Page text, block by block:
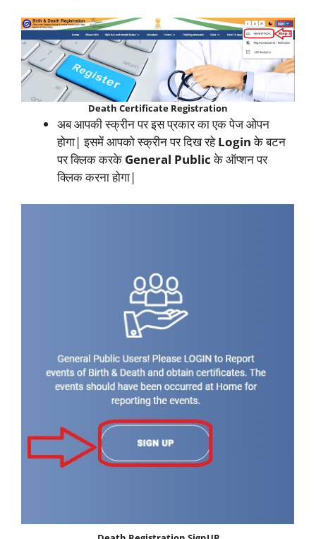
Death Certificate Registration
अब आपकी स्क्रीन पर इस प्रकार का एक पेज ओपन
होगा| इसमें आपको स्क्रीन पर दिख रहेLoginके बटन
पर क्लिक करके General Publicके ऑप्शन पर
क्लिक करना होगा|